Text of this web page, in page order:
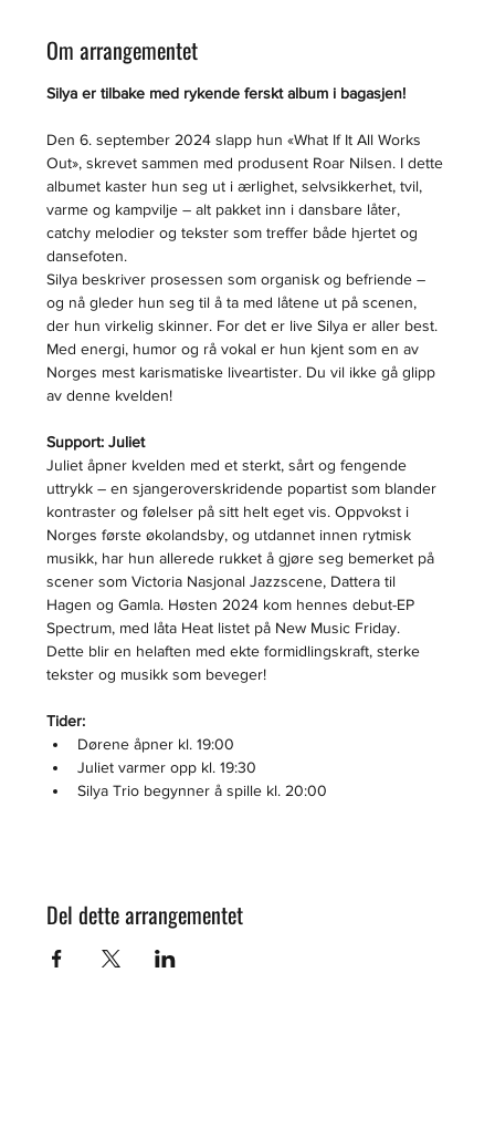
Om arrangementet
Silya er tilbake med rykende ferskt album i bagasjen!
Den 6. september 2024 slapp hun «What If It All Works
Out», skrevet sammen med produsent Roar Nilsen. I dette
albumet kaster hun seg ut i ærlighet, selvsikkerhet, tvil,
varme og kampvilje – alt pakket inn i dansbare låter,
catchy melodier og tekster som treffer både hjertet og
dansefoten.
Silya beskriver prosessen som organisk og befriende –
og nå gleder hun seg til å ta med låtene ut på scenen,
der hun virkelig skinner. For det er live Silya er aller best.
Med energi, humor og rå vokal er hun kjent som en av
Norges mest karismatiske liveartister. Du vil ikke gå glipp
av denne kvelden!
Support: Juliet
Juliet åpner kvelden med et sterkt, sårt og fengende
uttrykk – en sjangeroverskridende popartist som blander
kontraster og følelser på sitt helt eget vis. Oppvokst i
Norges første økolandsby, og utdannet innen rytmisk
musikk, har hun allerede rukket å gjøre seg bemerket på
scener som Victoria Nasjonal Jazzscene, Dattera til
Hagen og Gamla. Høsten 2024 kom hennes debut-EP
Spectrum, med låta Heat listet på New Music Friday.
Dette blir en helaften med ekte formidlingskraft, sterke
tekster og musikk som beveger!
Tider:
Dørene åpner kl. 19:00
Juliet varmer opp kl. 19:30
Silya Trio begynner å spille kl. 20:00
Del dette arrangementet